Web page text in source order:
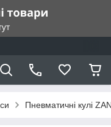
Пневматичні кулі